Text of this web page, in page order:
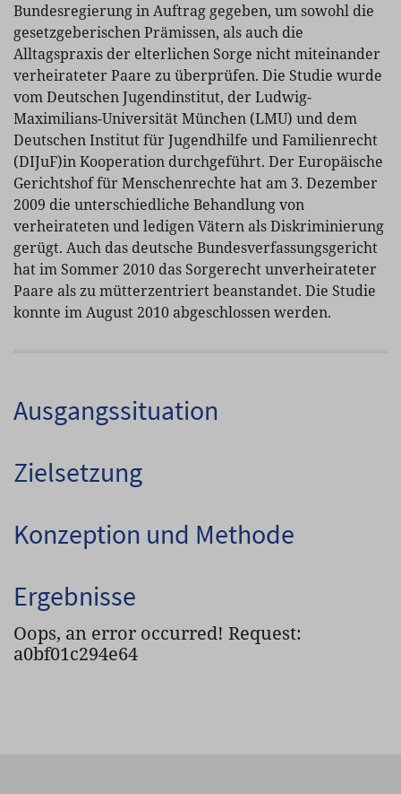
Bundesregierung in Auftrag gegeben, um sowohl die
gesetzgeberischen Prämissen, als auch die
Alltagspraxis der elterlichen Sorge nicht miteinander
verheirateter Paare zu überprüfen. Die Studie wurde
vom Deutschen Jugendinstitut, der Ludwig-
Maximilians-Universität München (LMU) und dem
Deutschen Institut für Jugendhilfe und Familienrecht
(DIJuF)in Kooperation durchgeführt. Der Europäische
Gerichtshof für Menschenrechte hat am 3. Dezember
2009 die unterschiedliche Behandlung von
verheirateten und ledigen Vätern als Diskriminierung
gerügt. Auch das deutsche Bundesverfassungsgericht
hat im Sommer 2010 das Sorgerecht unverheirateter
Paare als zu mütterzentriert beanstandet. Die Studie
konnte im August 2010 abgeschlossen werden.
Ausgangssituation
Zielsetzung
Konzeption und Methode
Ergebnisse
Oops, an error occurred! Request:
a0bf01c294e64